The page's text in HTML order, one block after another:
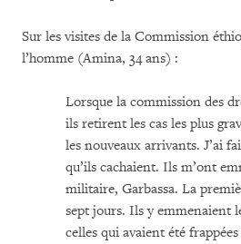
Sur les visites de la Commission
l’homme (Amina, 34 ans) :
Lorsque la commission des
ils retirent les cas les plus
les nouveaux arrivants. J’ai
qu’ils cachaient. Ils m’ont
militaire, Garbassa. La
sept jours. Ils y emmenaient
celles qui avaient été